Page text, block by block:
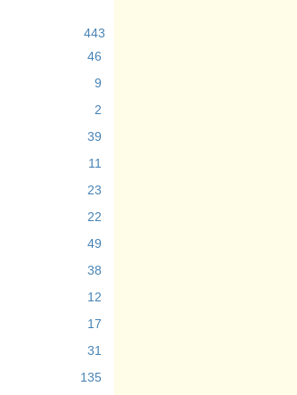
443
46
9
2
39
11
23
22
49
38
12
17
31
135